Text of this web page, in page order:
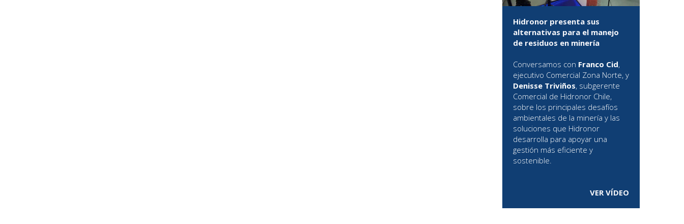
Hidronor presenta sus
alternativas para el manejo
de residuos en minería
Conversamos con Franco Cid,
ejecutivo Comercial Zona Norte, y
Denisse Triviños, subgerente
Comercial de Hidronor Chile,
sobre los principales desafíos
ambientales de la minería y las
soluciones que Hidronor
desarrolla para apoyar una
gestión más eficiente y
sostenible.
VER VÍDEO